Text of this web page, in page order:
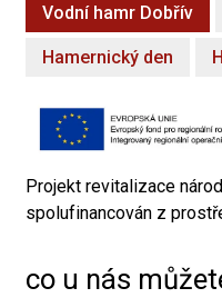
Vodní hamr Dobřív
Hamernický den
Projekt revitalizace
spolufinancován z
co u nás